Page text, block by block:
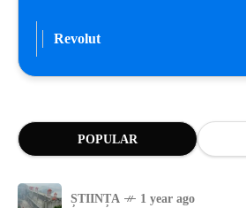
Revolut
POPULAR
ȘTIINȚA 1 year ago